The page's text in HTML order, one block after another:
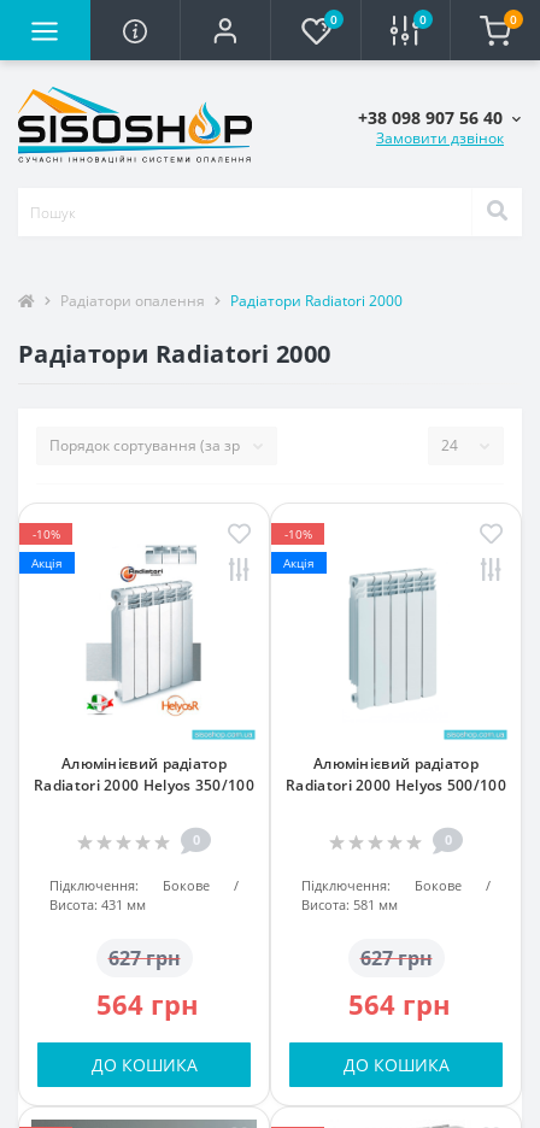
0 0 0
+38 098 907 56 40
Замовити дзвінок
Радіатори опалення Радіатори Radiatori 2000
Радіатори Radiatori 2000
-10%
Акція
Алюмінієвий радіатор
Radiatori 2000 Helyos 350/100
0
Підключення:
Бокове
Висота: 431 мм
627 грн
564 грн
ДО КОШИКА
-10%
Акція
Алюмінієвий радіатор
Radiatori 2000 Helyos 500/100
0
Підключення:
Бокове
Висота: 581 мм
627 грн
564 грн
ДО КОШИКА